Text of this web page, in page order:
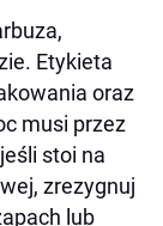
Etykieta
oraz
musi przez
stoi na
zrezygnuj
lub